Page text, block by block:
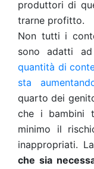
produttori di
trarne profitto.
Non tutti i
sono adatti
quantità di
sta
quarto dei
che i bambini
minimo il
inappropriati.
che sia